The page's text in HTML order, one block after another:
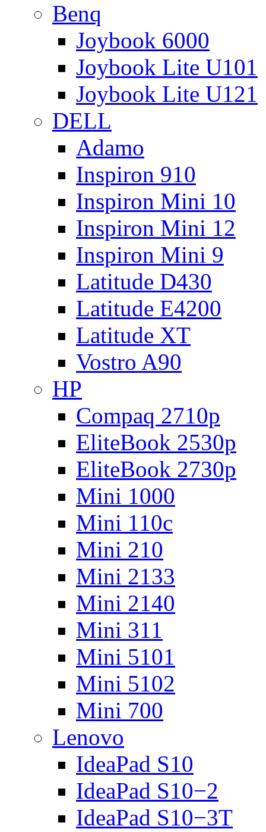
Benq
Joybook 6000
Joybook Lite U101
Joybook Lite U121
DELL
Adamo
Inspiron 910
Inspiron Mini 10
Inspiron Mini 12
Inspiron Mini 9
Latitude D430
Latitude E4200
Latitude XT
Vostro A90
HP
Compaq 2710p
EliteBook 2530p
EliteBook 2730p
Mini 1000
Mini 110c
Mini 210
Mini 2133
Mini 2140
Mini 311
Mini 5101
Mini 5102
Mini 700
Lenovo
IdeaPad S10
IdeaPad S10−2
IdeaPad S10−3T